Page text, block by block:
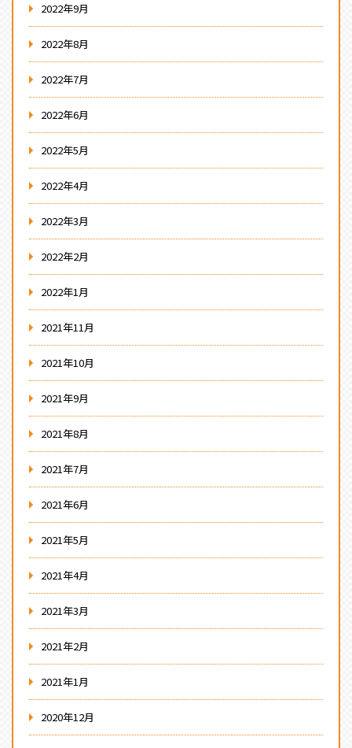
2022年9月
2022年8月
2022年7月
2022年6月
2022年5月
2022年4月
2022年3月
2022年2月
2022年1月
2021年11月
2021年10月
2021年9月
2021年8月
2021年7月
2021年6月
2021年5月
2021年4月
2021年3月
2021年2月
2021年1月
2020年12月